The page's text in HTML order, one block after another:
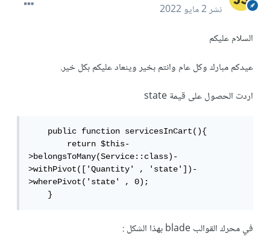
نشر2 مايو 2022
السلام عليكم
عيدكم مبارك وكل عام وانتم بخير وينعاد عليكم بكل خير.
اردت الحصول على قيمة state
    public function servicesInCart(){
        return $this-
>belongsToMany(Service::class)-
>withPivot(['Quantity' , 'state'])-
>wherePivot('state' , 0);
    }
في محرك القوالب blade بهذا الشكل :